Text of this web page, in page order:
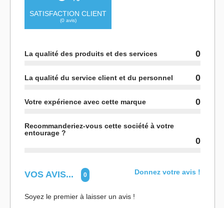
SATISFACTION CLIENT
(0avis)
La qualité des produits et des services 0
La qualité du service client et du personnel 0
Votre expérience avec cette marque 0
Recommanderiez-vous cette société à votre
entourage ?
0
VOS AVIS... 0 Donnez votre avis !
Soyez le premier à laisser un avis !